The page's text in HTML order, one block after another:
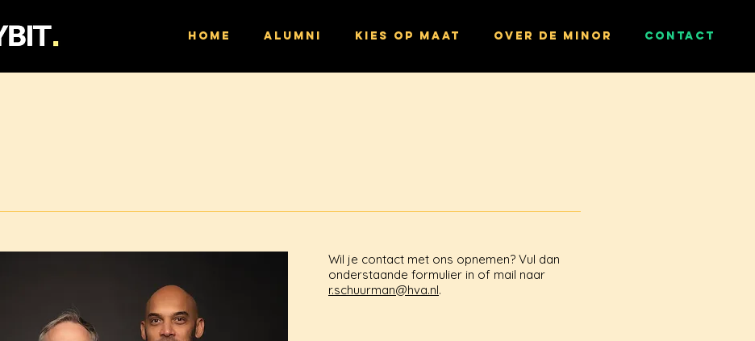
HOME ALUMNI KIES OP MAAT OVER DE MINOR CONTACT
Wil je contact met ons opnemen? Vul dan
onderstaande formulier in of mail naar
r.schuurman@hva.nl.